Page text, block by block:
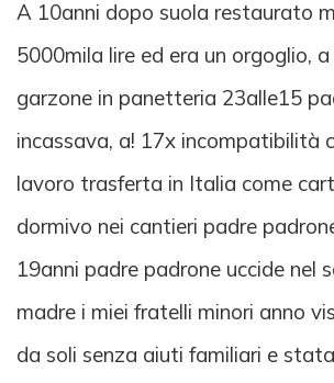
A 10anni dopo suola restaurato
5000mila lire ed era un orgoglio,
garzone in panetteria 23alle15
incassava, a! 17x incompatibilità
lavoro trasferta in Italia come
dormivo nei cantieri padre
19anni padre padrone uccide nel
madre i miei fratelli minori anno
da soli senza aiuti familiari e